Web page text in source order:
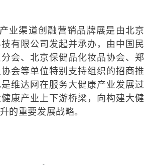
业渠道创融营销品牌展是由北京
有限公司发起并承办，由中国民
会、北京保健品化妆品协会、郑
会等单位特别支持组织的招商推
维达网在服务大健康产业发展过
康产业上下游桥梁，向构建大健
的重要发展战略。